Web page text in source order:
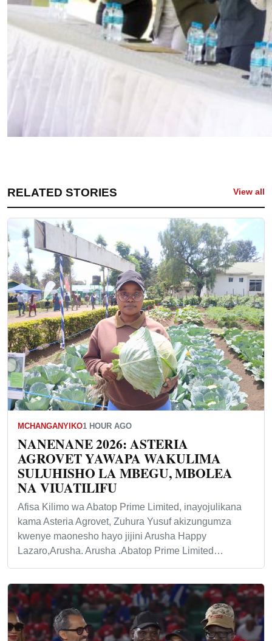
RELATED STORIES View all
MCHANGANYIKO1 HOUR AGO
NANENANE 2026: ASTERIA
AGROVET YAWAPA WAKULIMA
SULUHISHO LA MBEGU, MBOLEA
NA VIUATILIFU
Afisa Kilimo wa Abatop Prime Limited, inayojulikana
kama Asteria Agrovet, Zuhura Yusuf akizungumza
kwenye maonesho hayo jijini Arusha Happy
Lazaro,Arusha. Arusha .Abatop Prime Limited…